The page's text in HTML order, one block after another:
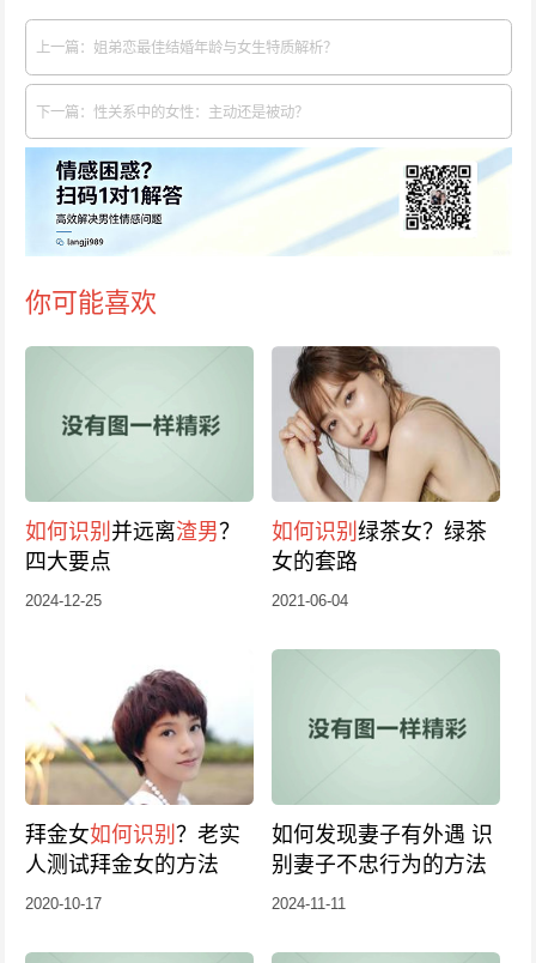
上一篇：姐弟恋最佳结婚年龄与女生特质解析？
下一篇：性关系中的女性：主动还是被动？
你可能喜欢
如何识别 并远离渣男？
四大要点
2024-12-25
如何识别 绿茶女？绿茶
女的套路
2021-06-04
拜金女如何识别 ？老实
人测试拜金女的方法
2020-10-17
如何发现妻子有外遇 识
别妻子不忠行为的方法
2024-11-11